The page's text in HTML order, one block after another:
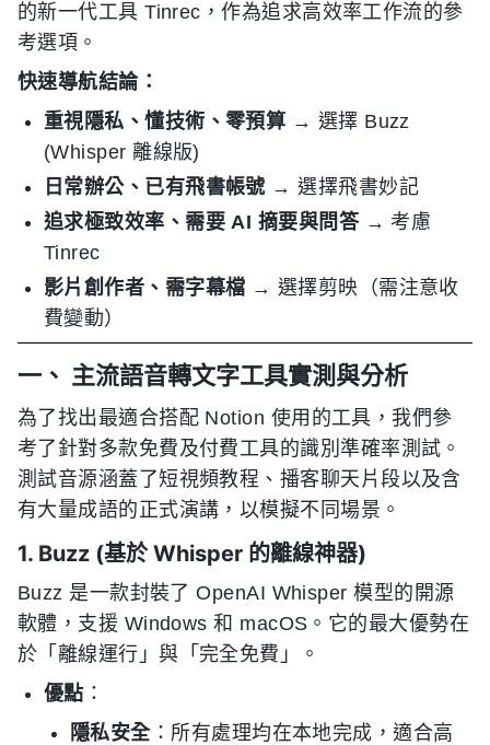
的新一代工具 Tinrec，作為追求高效率工作流的參
考選項。
快速導航結論：
重視隱私、懂技術、零預算 → 選擇 Buzz
(Whisper 離線版)
日常辦公、已有飛書帳號→ 選擇飛書妙記
追求極致效率、需要 AI 摘要與問答→ 考慮
Tinrec
影片創作者、需字幕檔 → 選擇剪映（需注意收
費變動）
一、 主流語音轉文字工具實測與分析
為了找出最適合搭配 Notion 使用的工具，我們參
考了針對多款免費及付費工具的識別準確率測試。
測試音源涵蓋了短視頻教程、播客聊天片段以及含
有大量成語的正式演講，以模擬不同場景。
1. Buzz (基於 Whisper 的離線神器)
Buzz 是一款封裝了 OpenAI Whisper 模型的開源
軟體，支援 Windows 和 macOS。它的最大優勢在
於「離線運行」與「完全免費」。
優點 ：
隱私安全：所有處理均在本地完成，適合高